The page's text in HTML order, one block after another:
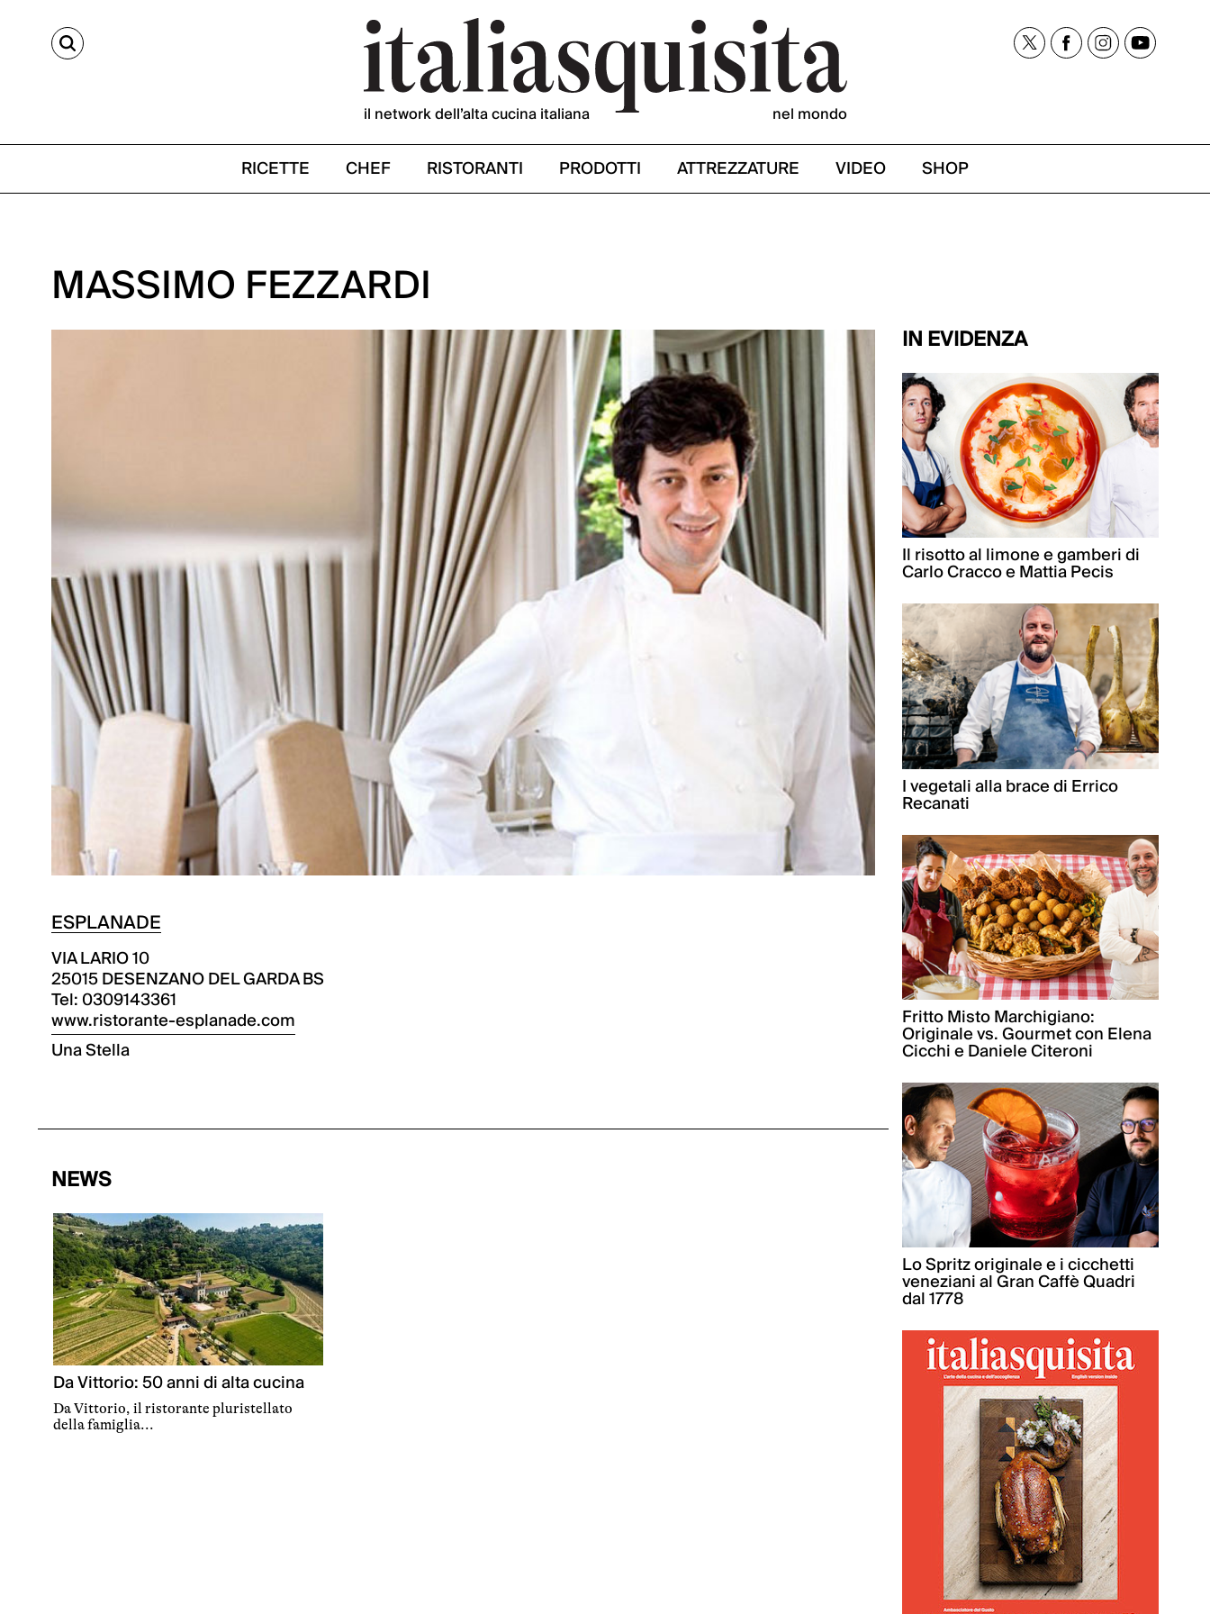
CERCA
il network dell’alta cucina italiana nel mondo
RICETTE CHEF RISTORANTI PRODOTTI ATTREZZATURE VIDEO SHOP
MASSIMO FEZZARDI
ESPLANADE
VIA LARIO 10
25015 DESENZANO DEL GARDA BS
Tel: 0309143361
www.ristorante-esplanade.com
Una Stella
NEWS
Da Vittorio: 50 anni di alta cucina
Da Vittorio, il ristorante pluristellato
della famiglia...
IN EVIDENZA
Il risotto al limone e gamberi di
Carlo Cracco e Mattia Pecis
I vegetali alla brace di Errico
Recanati
Fritto Misto Marchigiano:
Originale vs. Gourmet con Elena
Cicchi e Daniele Citeroni
Lo Spritz originale e i cicchetti
veneziani al Gran Caffè Quadri
dal 1778